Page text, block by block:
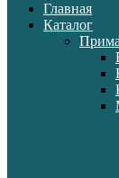
Главная
Каталог